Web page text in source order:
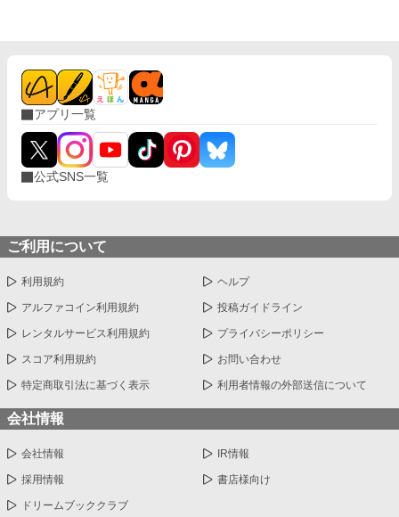
アプリ一覧
公式SNS一覧
ご利用について
利用規約 ヘルプ
アルファコイン利用規約 投稿ガイドライン
レンタルサービス利用規約 プライバシーポリシー
スコア利用規約 お問い合わせ
特定商取引法に基づく表示 利用者情報の外部送信について
会社情報
会社情報 IR情報
採用情報 書店様向け
ドリームブッククラブ